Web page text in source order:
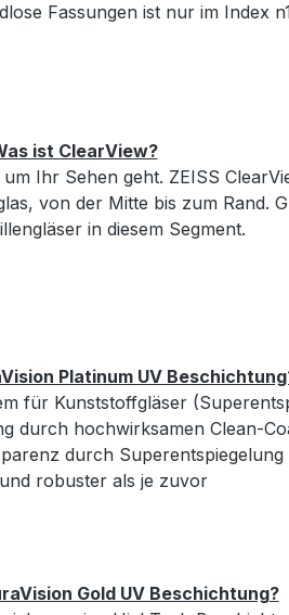
Fassungen ist nur im Index
ist ClearView?
Ihr Sehen geht. ZEISS
von der Mitte bis zum Rand.
in diesem Segment.
Platinum UV
für Kunststoffgläser
durch hochwirksamen Clean-
durch Superentspiegelung
robuster als je zuvor
Gold UV Beschichtung?